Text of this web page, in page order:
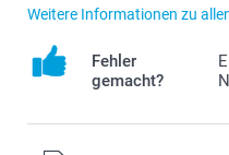
Weitere Informationen zu
Fehler
gemacht?